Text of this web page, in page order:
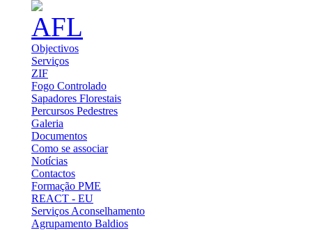
Objectivos
Serviços
ZIF
Fogo Controlado
Sapadores Florestais
Percursos Pedestres
Galeria
Documentos
Como se associar
Notícias
Contactos
Formação PME
REACT - EU
Serviços Aconselhamento
Agrupamento Baldios